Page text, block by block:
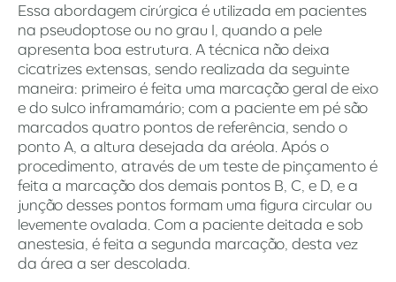
Essa abordagem cirúrgica é utilizada em pacientes
na pseudoptose ou no grau I, quando a pele
apresenta boa estrutura. A técnica não deixa
cicatrizes extensas, sendo realizada da seguinte
maneira: primeiro é feita uma marcação geral de eixo
e do sulco inframamário; com a paciente em pé são
marcados quatro pontos de referência, sendo o
ponto A, a altura desejada da aréola. Após o
procedimento, através de um teste de pinçamento é
feita a marcação dos demais pontos B, C, e D, e a
junção desses pontos formam uma figura circular ou
levemente ovalada. Com a paciente deitada e sob
anestesia, é feita a segunda marcação, desta vez
da área a ser descolada.